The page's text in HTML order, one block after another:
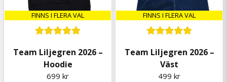
FINNS I FLERA VAL
Team Liljegren 2026 –
Hoodie
699 kr
FINNS I FLERA VAL
Team Liljegren 2026 –
Väst
499 kr